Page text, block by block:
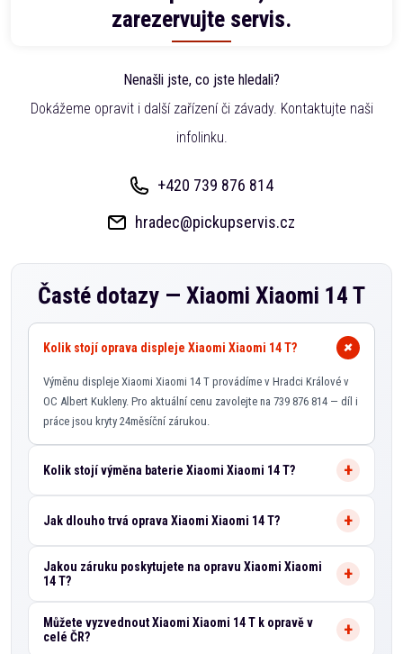
zarezervujte servis.
Nenašli jste, co jste hledali?
Dokážeme opravit i další zařízení či závady. Kontaktujte naši
infolinku.
+420 739 876 814
hradec@pickupservis.cz
Časté dotazy — Xiaomi Xiaomi 14 T
Kolik stojí oprava displeje Xiaomi Xiaomi 14 T?
Výměnu displeje Xiaomi Xiaomi 14 T provádíme v Hradci Králové v
OC Albert Kukleny. Pro aktuální cenu zavolejte na 739 876 814 — díl i
práce jsou kryty 24měsíční zárukou.
Kolik stojí výměna baterie Xiaomi Xiaomi 14 T?
Jak dlouho trvá oprava Xiaomi Xiaomi 14 T?
Jakou záruku poskytujete na opravu Xiaomi Xiaomi
14 T?
Můžete vyzvednout Xiaomi Xiaomi 14 T k opravě v
celé ČR?